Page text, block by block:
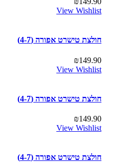
View Wishlist
חולצת טישרט אפורה (4-7)
₪149.90
View Wishlist
חולצת טישרט אפורה (4-7)
₪149.90
View Wishlist
חולצת טישרט אפורה (4-7)